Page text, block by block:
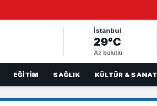
İstanbul
29°C
Az bulutlu
EĞITIM SAĞLIK KÜLTÜR & SANAT